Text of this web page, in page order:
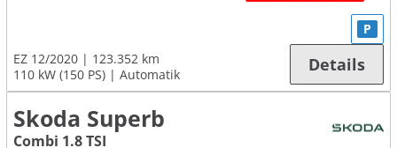
EZ 12/2020
123.352 km
110 kW (150 PS)
Automatik
P
Details
Skoda Superb
Combi 1.8 TSI